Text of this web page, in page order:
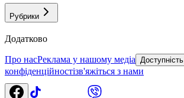
Рубрики
Додатково
Про насРеклама у нашому медіа Доступність
конфіденційностізв'яжіться з нами